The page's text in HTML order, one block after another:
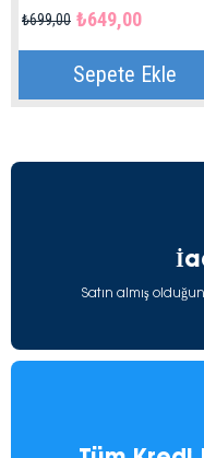
₺649,00
₺699,00
Sepete Ekle
Satın almış